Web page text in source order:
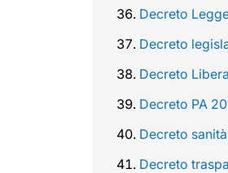
Decreto
Decreto
Decreto
Decreto PA
Decreto
Decreto